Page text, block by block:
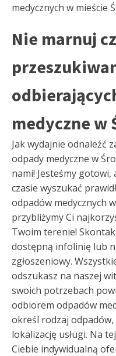
medycznych w mieście
Nie marnuj
medyczne w
Jak wydajnie odnaleźć
odpady medyczne w
nami! Jesteśmy
czasie wyszukać
odpadów medycznych
przybliżymy Ci
Twoim terenie!
dostępną infolinię lub
zgłoszeniowy.
odszukasz na naszej
swoich potrzebach
odbiorem odpadów
określ rodzaj
lokalizację usługi. Na
Ciebie indywidualną